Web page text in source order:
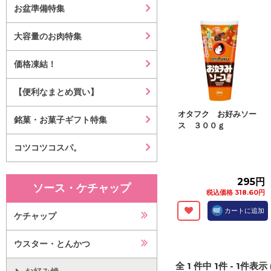
お盆準備特集
大容量のお肉特集
価格凍結！
【便利なまとめ買い】
銘菓・お菓子ギフト特集
コツコツコスパ。
ソース・ケチャップ
ケチャップ
ウスター・とんかつ
オタフク お好みソー
ス ３００ｇ
295円
税込価格 318.60円
カートに追加
全 1 件中 1件 - 1件表示